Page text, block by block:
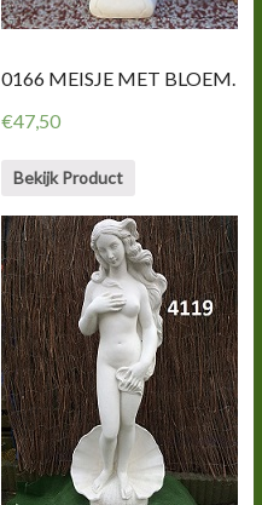
0166 MEISJE MET BLOEM.
€47,50
Bekijk Product